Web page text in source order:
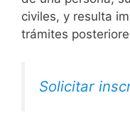
civiles, y resulta
trámites
Solicitar